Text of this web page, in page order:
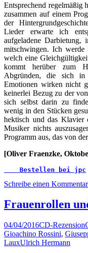
Entsprechend regelmäßig
zusammen auf einem
der
Lieder erwarte ich
aufgeladene
mitschwingen. Ich werde
welch eine
kommt herüber zum
Abgründen, die sich in
Emotionen wirken nicht
keinerlei Bezug zu der
sich selbst darin zu
wenig in den Stücken
hektisch und das Klavier
Musiker nichts
Programm aus, das von
[Oliver Fraenzke,
Bestellen bei jpc
Schreibe einen Kommentar
Frauenrollen
04/04/2016CD-Rezension
Gioachino Rossini,
LauxUlrich Hermann